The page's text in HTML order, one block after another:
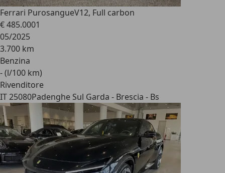
Ferrari PurosangueV12, Full carbon
€ 485.0001
05/2025
3.700 km
Benzina
- (l/100 km)
Rivenditore
IT 25080Padenghe Sul Garda - Brescia - Bs